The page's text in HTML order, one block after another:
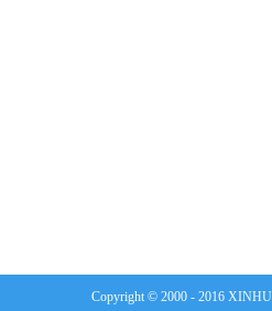
Copyright © 2000 - 2016